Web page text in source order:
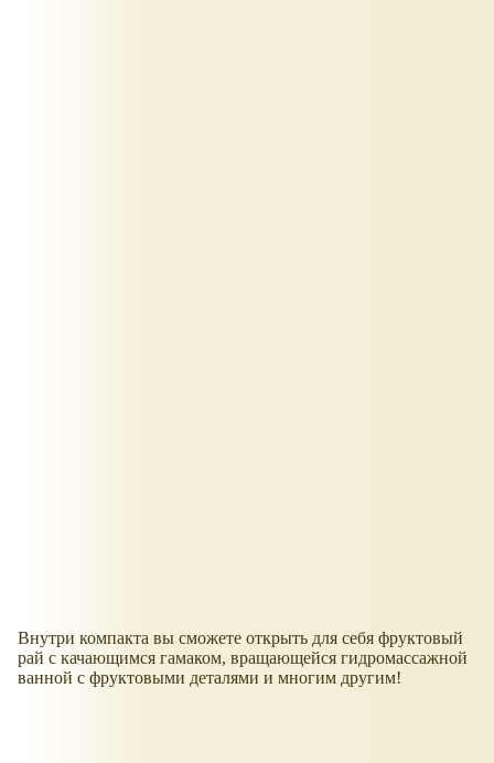
Внутри компакта вы сможете открыть для себя фруктовый
рай с качающимся гамаком, вращающейся гидромассажной
ванной с фруктовыми деталями и многим другим!